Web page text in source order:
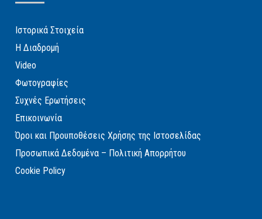
Ιστορικά Στοιχεία
Η Διαδρομή
Video
Φωτογραφίες
Συχνές Ερωτήσεις
Επικοινωνία
Όροι και Προυποθέσεις Χρήσης της Ιστοσελίδας
Προσωπικά Δεδομένα – Πολιτική Απορρήτου
Cookie Policy